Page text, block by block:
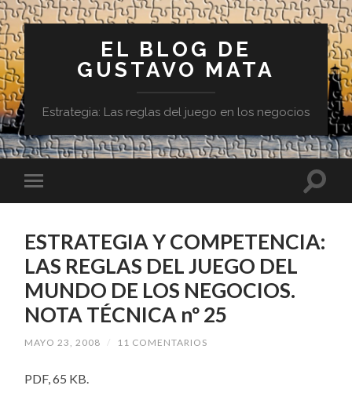
EL BLOG DE
GUSTAVO MATA
Estrategia: Las reglas del juego en los negocios
ESTRATEGIA Y COMPETENCIA:
LAS REGLAS DEL JUEGO DEL
MUNDO DE LOS NEGOCIOS.
NOTA TÉCNICA nº 25
MAYO 23, 2008 / 11 COMENTARIOS
PDF, 65 KB.